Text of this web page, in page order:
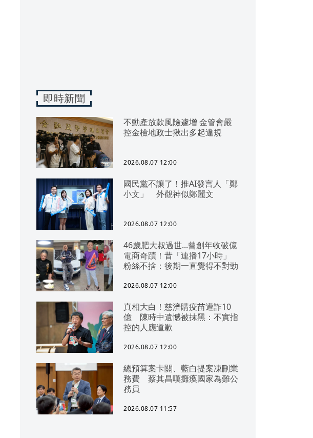
即時新聞
不動產放款風險遽增 金管會嚴
控金檢地政士揪出多起違規
2026.08.07 12:00
國民黨不讓了！推AI發言人「鄭
小文」 外觀神似鄭麗文
2026.08.07 12:00
46歲肥大叔過世...曾創年收破億
電商奇蹟！昔「連播17小時」
粉絲不捨：後期一直覺得不對勁
2026.08.07 12:00
真相大白！慈濟購疫苗遭詐10
億 陳時中遺憾被抹黑：不實指
控的人應道歉
2026.08.07 12:00
總預算案卡關、藍白提案凍刪業
務費 蔡其昌嘆癱瘓國家為難公
務員
2026.08.07 11:57